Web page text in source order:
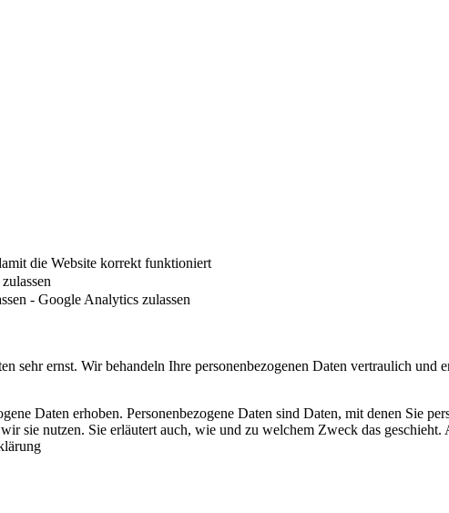
die Website korrekt funktioniert
- Google Analytics zulassen
sehr ernst. Wir behandeln Ihre personenbezogenen Daten vertraulich und
Daten erhoben. Personenbezogene Daten sind Daten, mit denen Sie
sie nutzen. Sie erläutert auch, wie und zu welchem Zweck das